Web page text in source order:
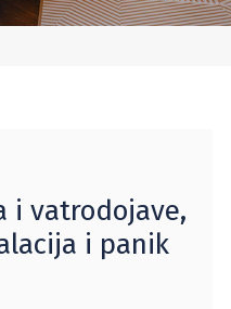
i vatrodojave,
i panik